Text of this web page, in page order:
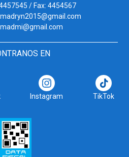
/ Fax: 4454567
EN
Instagram TikTok